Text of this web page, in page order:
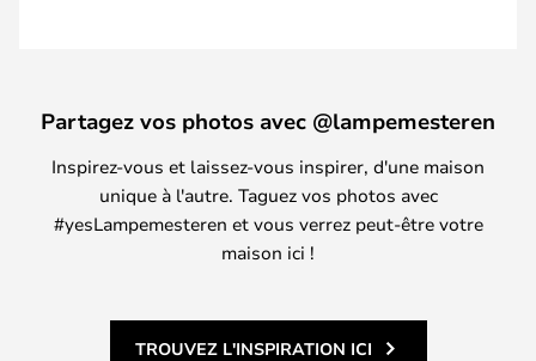
Partagez vos photos avec @lampemesteren
Inspirez-vous et laissez-vous inspirer, d'une maison
unique à l'autre. Taguez vos photos avec
#yesLampemesteren et vous verrez peut-être votre
maison ici !
TROUVEZ L'INSPIRATION ICI